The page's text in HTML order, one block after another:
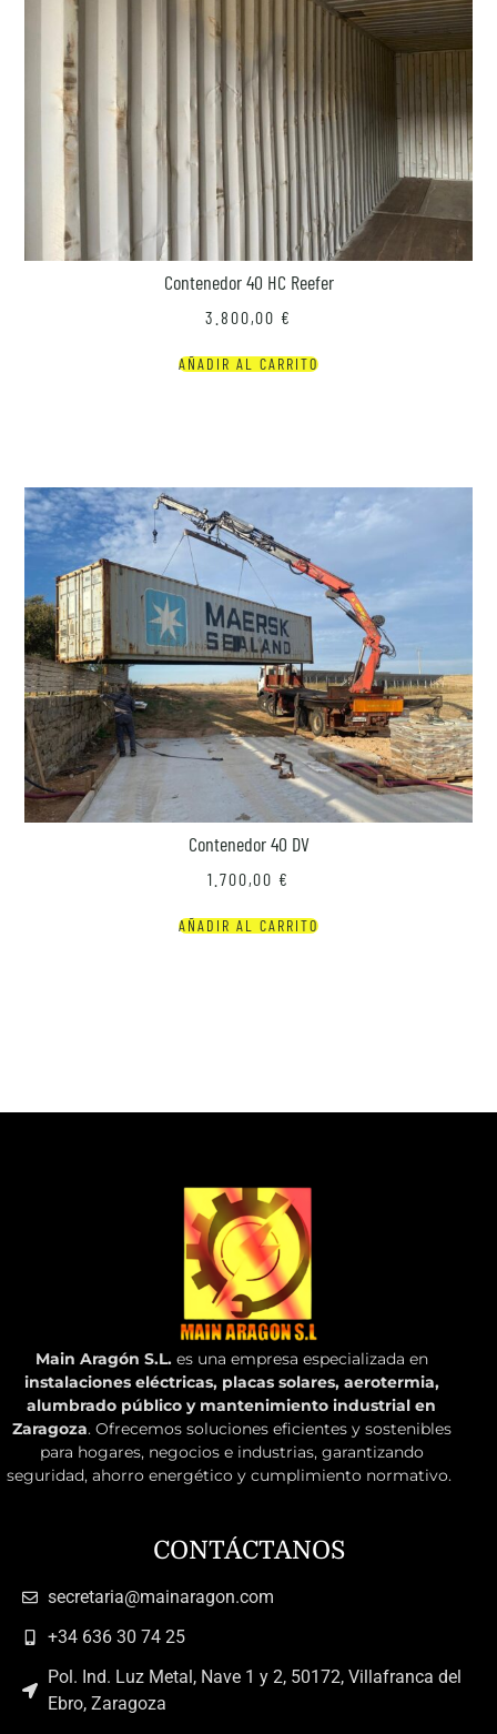
Contenedor 40 HC Reefer
3.800,00 €
AÑADIR AL CARRITO
Contenedor 40 DV
1.700,00 €
AÑADIR AL CARRITO
Main Aragón S.L.es una empresa especializada en
instalaciones eléctricas, placas solares, aerotermia,
alumbrado público y mantenimiento industrial en
Zaragoza. Ofrecemos soluciones eficientes y sostenibles
para hogares, negocios e industrias, garantizando
seguridad, ahorro energético y cumplimiento normativo.
CONTÁCTANOS
secretaria@mainaragon.com
+34 636 30 74 25
Pol. Ind. Luz Metal, Nave 1 y 2, 50172, Villafranca del
Ebro, Zaragoza